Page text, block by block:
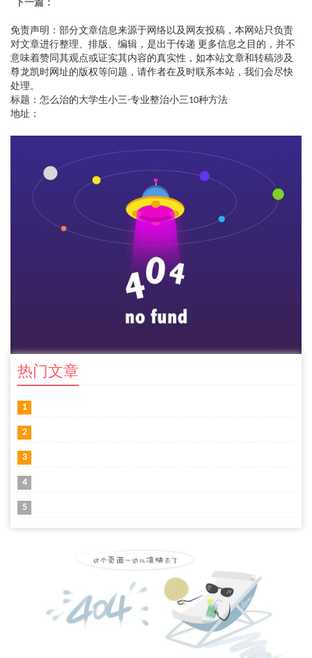
下一篇：
免责声明：部分文章信息来源于网络以及网友投稿，本网站只负责
对文章进行整理、排版、编辑，是出于传递 更多信息之目的，并不
意味着赞同其观点或证实其内容的真实性，如本站文章和转稿涉及
尊龙凯时网址的版权等问题，请作者在及时联系本站，我们会尽快
处理。
标题：怎么治的大学生小三-专业整治小三10种方法
地址：
热门文章
1
2
3
4
5